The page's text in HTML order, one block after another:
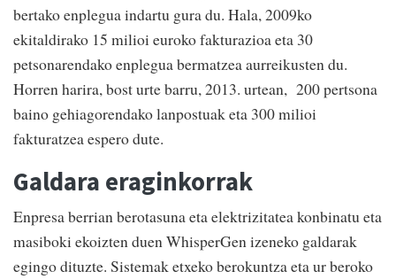
bertako enplegua indartu gura du. Hala, 2009ko
ekitaldirako 15 milioi euroko fakturazioa eta 30
petsonarendako enplegua bermatzea aurreikusten du.
Horren harira, bost urte barru, 2013. urtean, 200 pertsona
baino gehiagorendako lanpostuak eta 300 milioi
fakturatzea espero dute.
Galdara eraginkorrak
Enpresa berrian berotasuna eta elektrizitatea konbinatu eta
masiboki ekoizten duen WhisperGen izeneko galdarak
egingo dituzte. Sistemak etxeko berokuntza eta ur beroko